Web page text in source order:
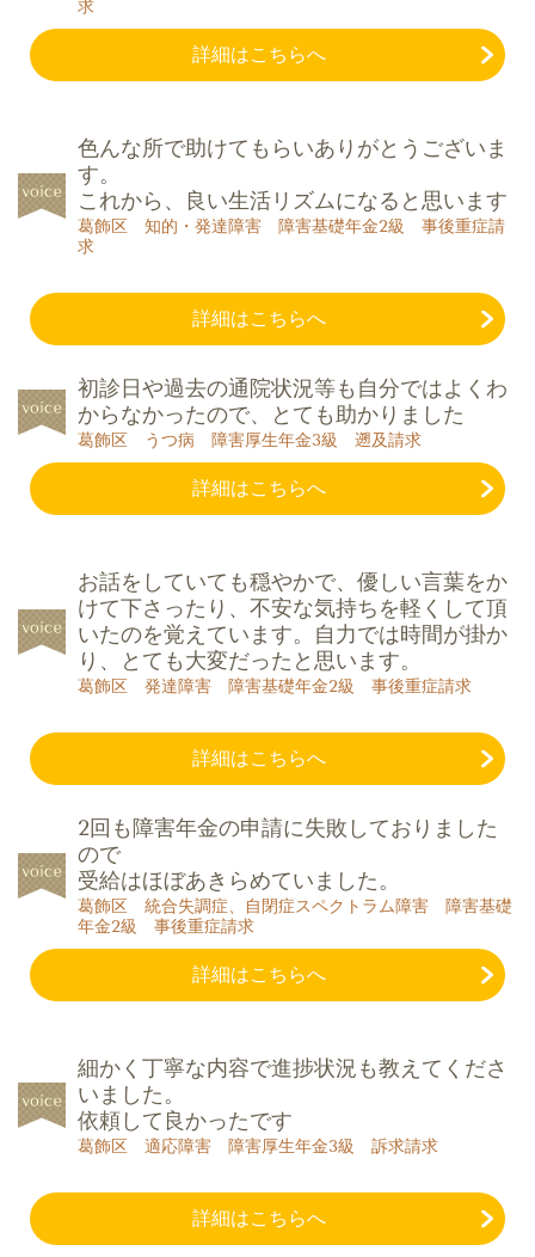
求
詳細はこちらへ
色んな所で助けてもらいありがとうございま
す。
これから、良い生活リズムになると思います
葛飾区 知的・発達障害 障害基礎年金2級 事後重症請
求
詳細はこちらへ
初診日や過去の通院状況等も自分ではよくわ
からなかったので、とても助かりました
葛飾区 うつ病 障害厚生年金3級 遡及請求
詳細はこちらへ
お話をしていても穏やかで、優しい言葉をか
けて下さったり、不安な気持ちを軽くして頂
いたのを覚えています。自力では時間が掛か
り、とても大変だったと思います。
葛飾区 発達障害 障害基礎年金2級 事後重症請求
詳細はこちらへ
2回も障害年金の申請に失敗しておりました
ので
受給はほぼあきらめていました。
葛飾区 統合失調症、自閉症スペクトラム障害 障害基礎
年金2級 事後重症請求
詳細はこちらへ
細かく丁寧な内容で進捗状況も教えてくださ
いました。
依頼して良かったです
葛飾区 適応障害 障害厚生年金3級 訴求請求
詳細はこちらへ